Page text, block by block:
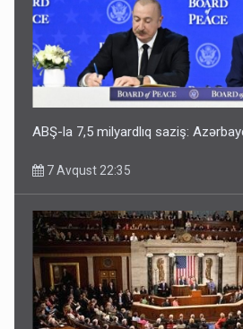
ABŞ-la 7,5 milyardlıq saziş:
7 Avqust 22:35